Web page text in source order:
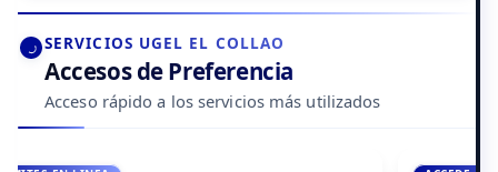
SERVICIOS UGEL EL COLLAO
Accesos de Preferencia
Acceso rápido a los servicios más utilizados